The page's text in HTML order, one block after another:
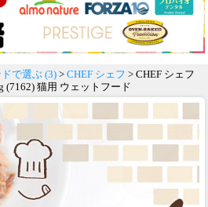
で選ぶ (3) > CHEF シェフ > CHEF シェフ
(7162) 猫用 ウェットフード